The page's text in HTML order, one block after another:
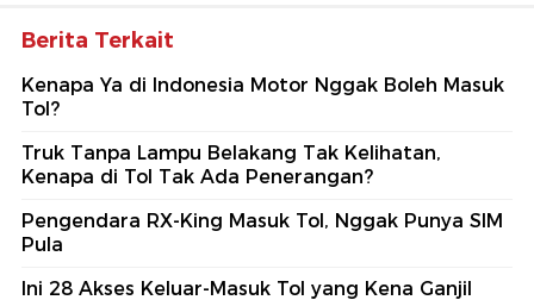
Berita Terkait
Kenapa Ya di Indonesia Motor Nggak Boleh Masuk
Tol?
Truk Tanpa Lampu Belakang Tak Kelihatan,
Kenapa di Tol Tak Ada Penerangan?
Pengendara RX-King Masuk Tol, Nggak Punya SIM
Pula
Ini 28 Akses Keluar-Masuk Tol yang Kena Ganjil